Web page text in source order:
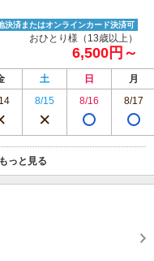
決済またはオンラインカード決済可
おひとり様（13歳以上）
6,500円～
土 日
月
8/15 8/16 8/17
っと見る